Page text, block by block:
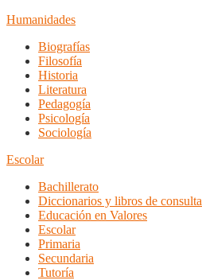
Humanidades
Biografías
Filosofía
Historia
Literatura
Pedagogía
Psicología
Sociología
Escolar
Bachillerato
Diccionarios y libros de consulta
Educación en Valores
Escolar
Primaria
Secundaria
Tutoría